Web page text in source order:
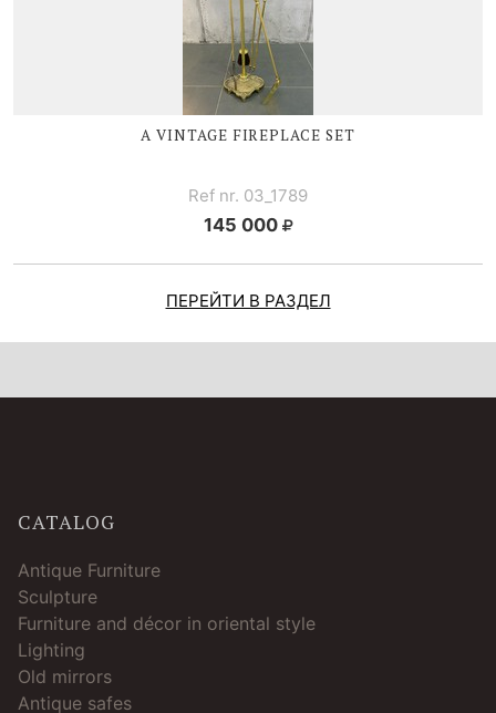
A VINTAGE FIREPLACE SET
Ref nr. 03_1789
145 000
ПЕРЕЙТИ В РАЗДЕЛ
CATALOG
Antique Furniture
Sculpture
Furniture and décor in oriental style
Lighting
Old mirrors
Antique safes